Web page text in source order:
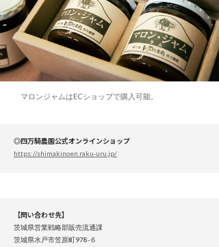
マロンジャムはECショップで購入可能。
◎四万騎農園公式オンラインショップ
https://shimakinoen.raku-uru.jp/
【問い合わせ先】
茨城県営業戦略部販売流通課
茨城県水戸市笠原町978-６